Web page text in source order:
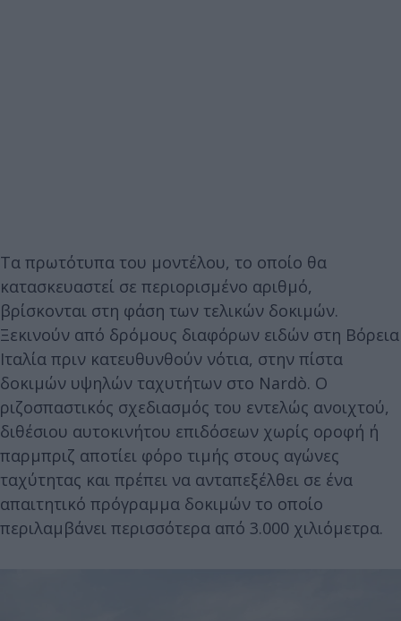
Τα πρωτότυπα του μοντέλου, το οποίο θα
κατασκευαστεί σε περιορισμένο αριθμό,
βρίσκονται στη φάση των τελικών δοκιμών.
Ξεκινούν από δρόμους διαφόρων ειδών στη Βόρεια
Ιταλία πριν κατευθυνθούν νότια, στην πίστα
δοκιμών υψηλών ταχυτήτων στο Nardò. Ο
ριζοσπαστικός σχεδιασμός του εντελώς ανοιχτού,
διθέσιου αυτοκινήτου επιδόσεων χωρίς οροφή ή
παρμπριζ αποτίει φόρο τιμής στους αγώνες
ταχύτητας και πρέπει να ανταπεξέλθει σε ένα
απαιτητικό πρόγραμμα δοκιμών το οποίο
περιλαμβάνει περισσότερα από 3.000 χιλιόμετρα.